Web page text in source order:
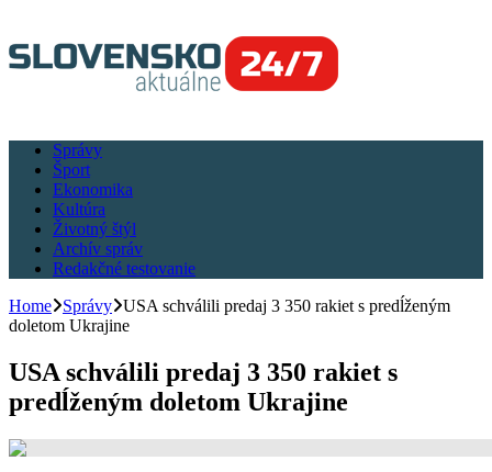
Správy
Šport
Ekonomika
Kultúra
Životný štýl
Archív správ
Redakčné testovanie
Home
Správy USA schválili predaj 3 350 rakiet s predĺženým
doletom Ukrajine
USA schválili predaj 3 350 rakiet s
predĺženým doletom Ukrajine